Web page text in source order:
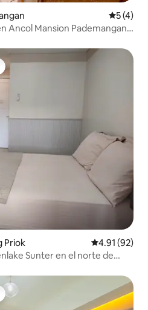
5 (4)
Ancol Mansion Pademangan
Priok Calificación
4.91 (92)
Sunter en el norte de